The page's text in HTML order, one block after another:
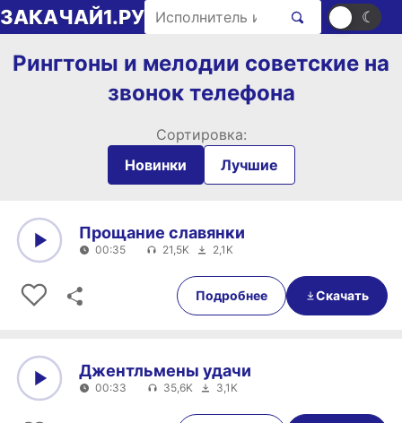
Перейти к содержимому
ЗАКАЧАЙ1.РУ Поиск рингтонов ☀ ☾
Рингтоны и мелодии советские на
звонок телефона
Сортировка:
Новинки
Лучшие
00:35
Прощание славянки
00:35 21,5K 2,1K
Подробнее Скачать
00:33
Джентльмены удачи
00:33 35,6K 3,1K